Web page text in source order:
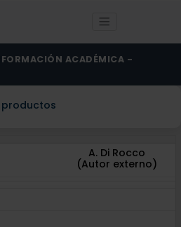
ACADÉMICA -
productos
A. Di Rocco
(Autor externo)